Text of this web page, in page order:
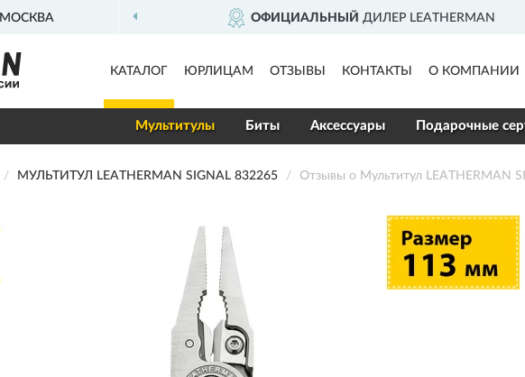
МОСКВА ОФИЦИАЛЬНЫЙ ДИЛЕР LEATHERMAN
КАТАЛОГ ЮРЛИЦАМ ОТЗЫВЫ КОНТАКТЫ О КОМПАНИИ
Мультитулы Биты Аксессуары Подарочные
МУЛЬТИТУЛ LEATHERMAN SIGNAL 832265 Отзывы о Мультитул LEATHERMAN